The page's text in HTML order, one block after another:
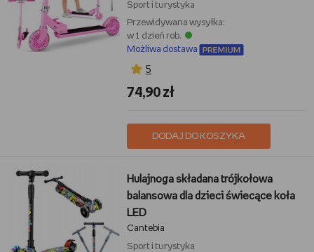
Sport i turystyka
Przewidywana wysyłka:
w 1 dzień rob.
Możliwa dostawa
5
74,90 zł
DODAJ DO KOSZYKA
Hulajnoga składana trójkołowa
balansowa dla dzieci świecące koła
LED
Cantebia
Sport i turystyka